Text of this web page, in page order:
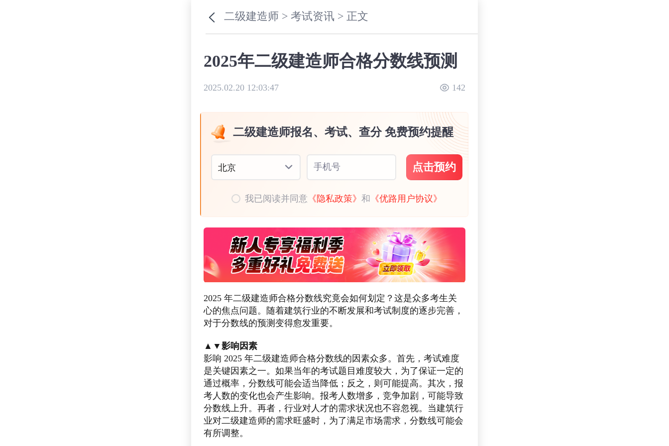
二级建造师 >考试资讯 > 正文
2025年二级建造师合格分数线预测
2025.02.20 12:03:47 142
二级建造师报名、考试、查分 免费预约提醒
北京 手机号 点击预约
我已阅读并同意 《隐私政策》和 《优路用户协议》
2025 年二级建造师合格分数线究竟会如何划定？这是众多考生关
心的焦点问题。随着建筑行业的不断发展和考试制度的逐步完善，
对于分数线的预测变得愈发重要。
▲▼影响因素
影响 2025 年二级建造师合格分数线的因素众多。首先，考试难度
是关键因素之一。如果当年的考试题目难度较大，为了保证一定的
通过概率，分数线可能会适当降低；反之，则可能提高。其次，报
考人数的变化也会产生影响。报考人数增多，竞争加剧，可能导致
分数线上升。再者，行业对人才的需求状况也不容忽视。当建筑行
业对二级建造师的需求旺盛时，为了满足市场需求，分数线可能会
有所调整。